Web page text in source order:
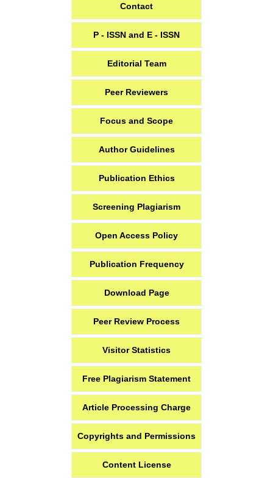
Contact
P - ISSN and E - ISSN
Editorial Team
Peer Reviewers
Focus and Scope
Author Guidelines
Publication Ethics
Screening Plagiarism
Open Access Policy
Publication Frequency
Download Page
Peer Review Process
Visitor Statistics
Free Plagiarism Statement
Article Processing Charge
Copyrights and Permissions
Content License